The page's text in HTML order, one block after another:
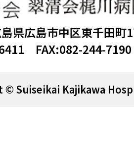
県広島市中区東千田町
FAX:082-244-7190
© Suiseikai Kajikawa